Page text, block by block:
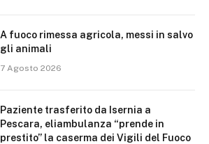
A fuoco rimessa agricola, messi in salvo
gli animali
7 Agosto 2026
Paziente trasferito da Isernia a
Pescara, eliambulanza “prende in
prestito” la caserma dei Vigili del Fuoco